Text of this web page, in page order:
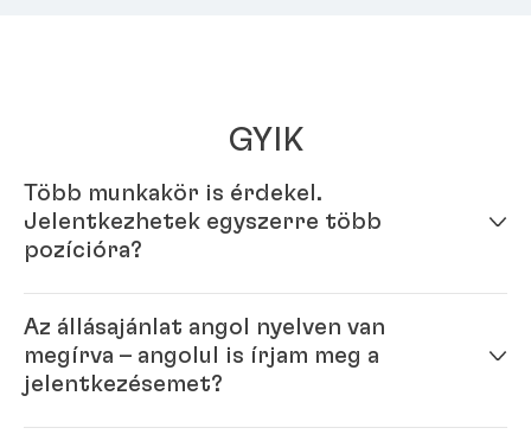
GYIK
Több munkakör is érdekel.
Jelentkezhetek egyszerre több
pozícióra?
jelentkezési rendszerünkben. Miután elkészült online
profilod, több pozícióra is jelentkezhetsz.
Az állásajánlat angol nyelven van
megírva – angolul is írjam meg a
jelentkezésemet?